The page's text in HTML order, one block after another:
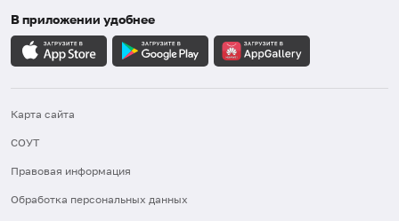
В приложении удобнее
Карта сайта
СОУТ
Правовая информация
Обработка персональных данных